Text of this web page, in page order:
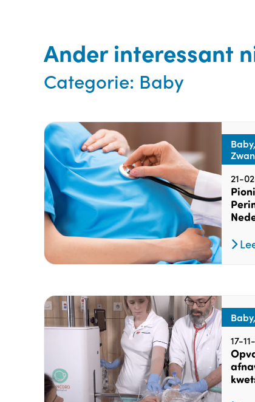
Ander interessant
Categorie: Baby
21-
17-